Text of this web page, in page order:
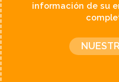
información de su